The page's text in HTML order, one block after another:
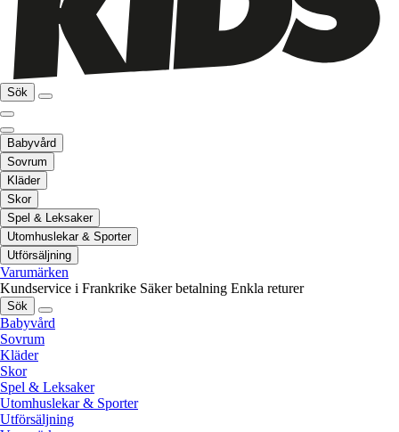
Sök
Babyvård
Sovrum
Kläder
Skor
Spel & Leksaker
Utomhuslekar & Sporter
Utförsäljning
Varumärken
Kundservice i Frankrike Säker betalning Enkla returer
Sök
Babyvård
Sovrum
Kläder
Skor
Spel & Leksaker
Utomhuslekar & Sporter
Utförsäljning